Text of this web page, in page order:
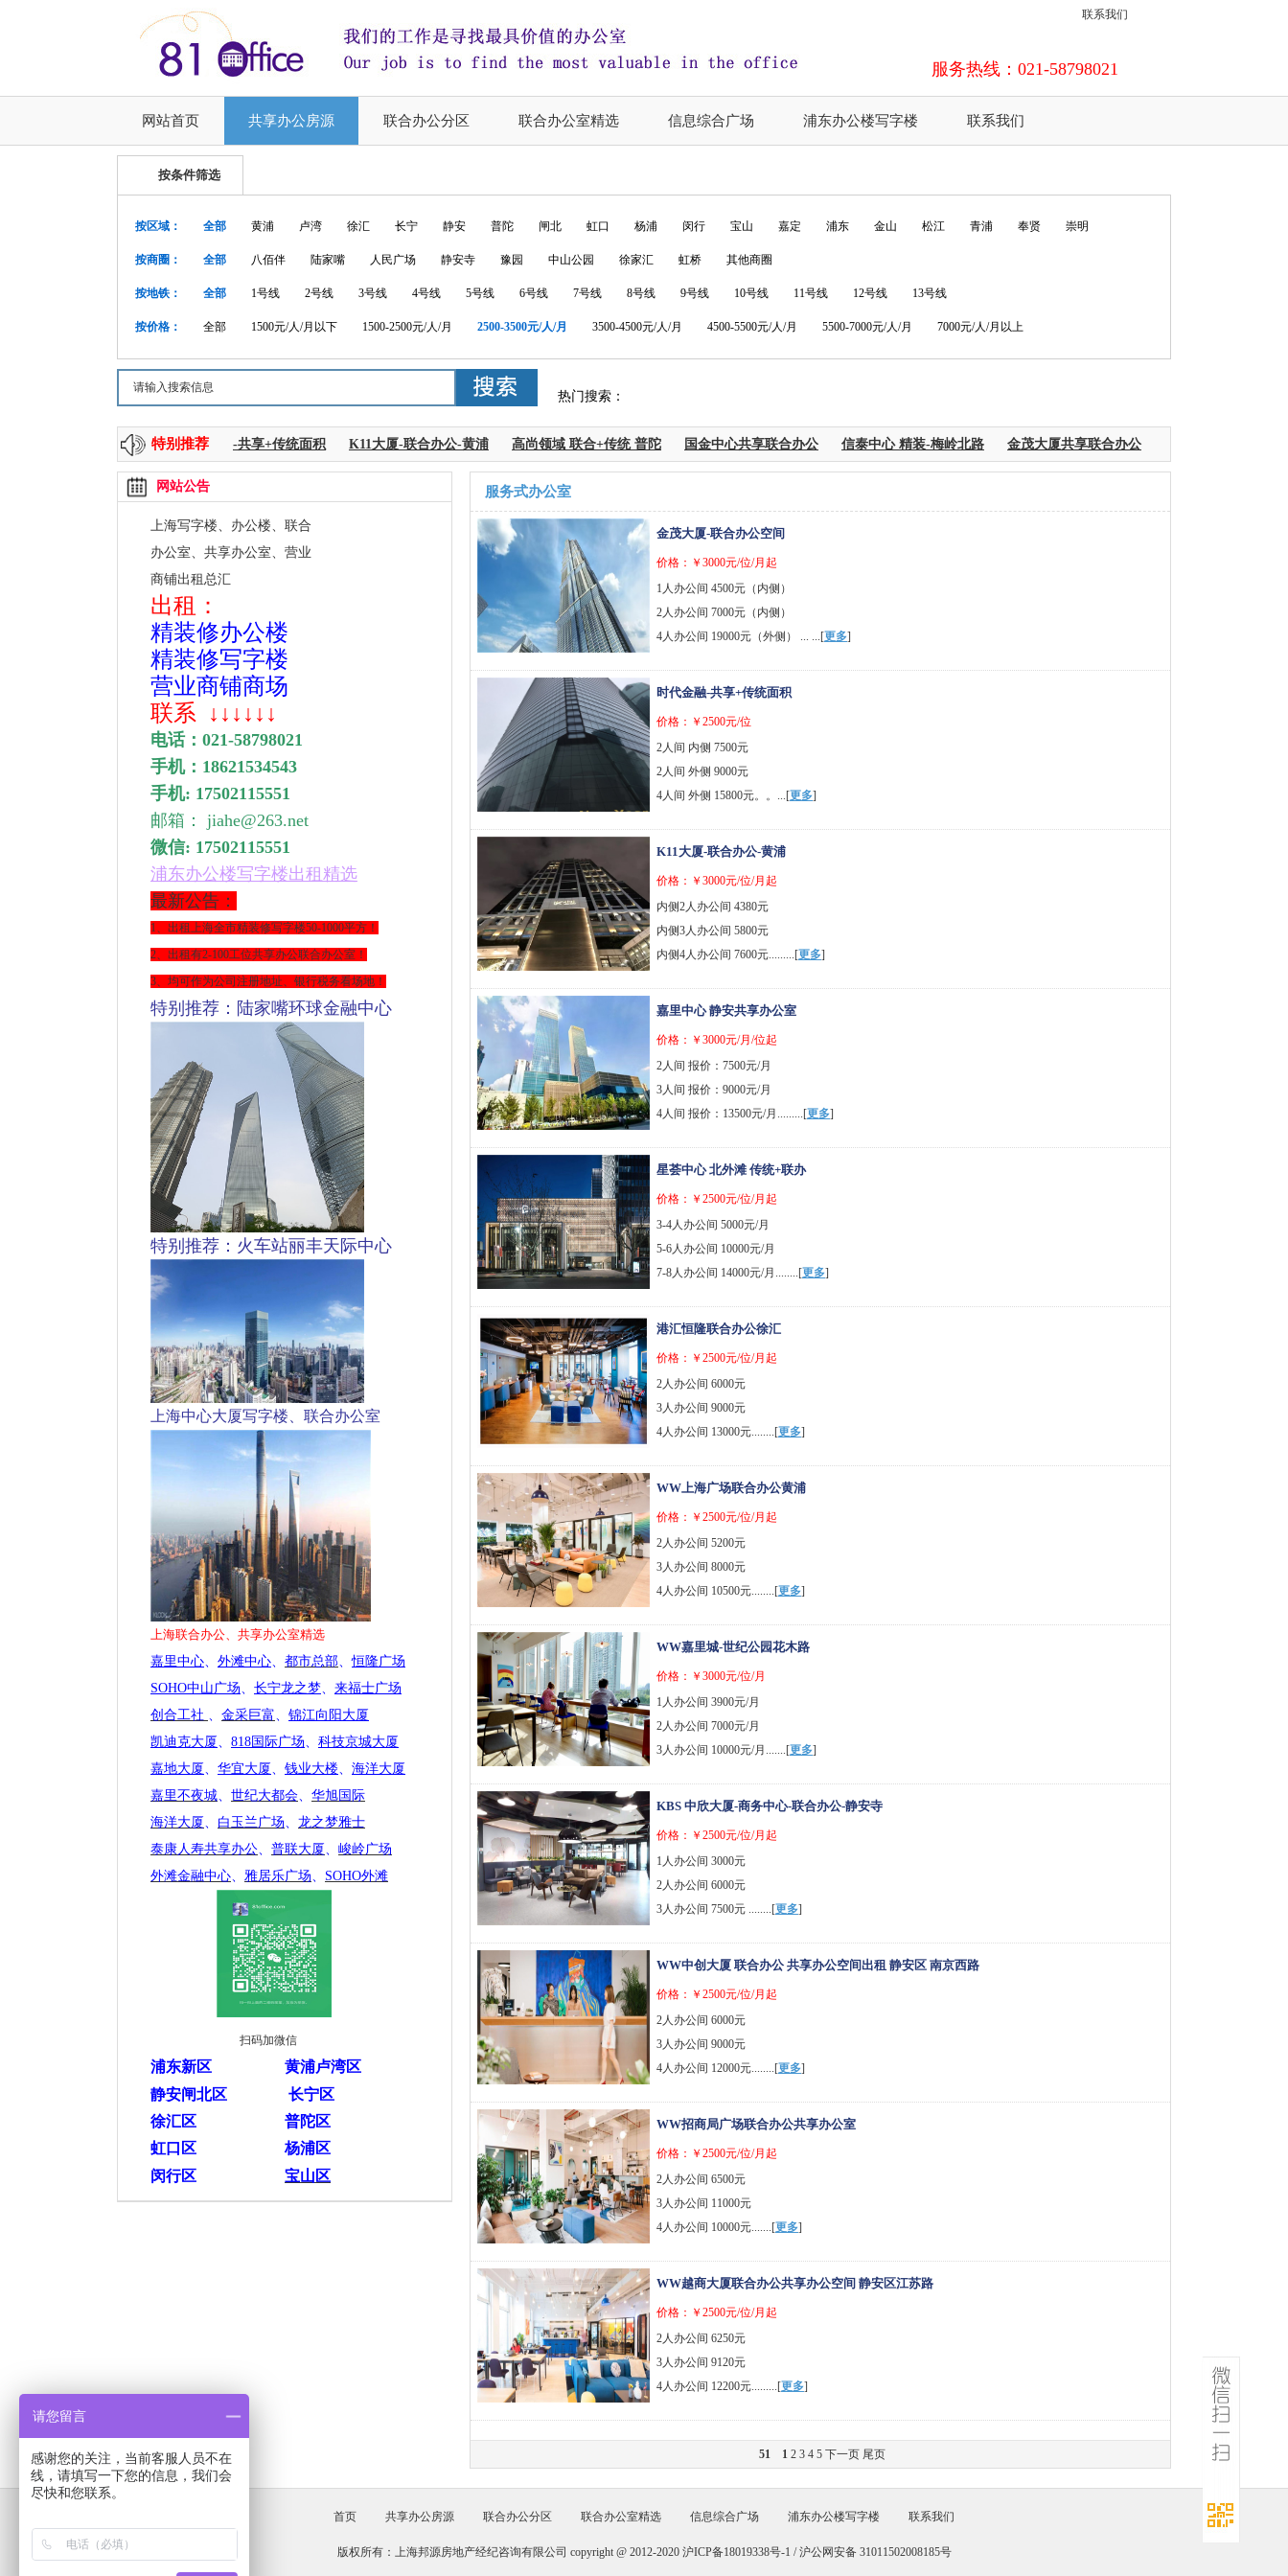
联系我们
服务热线：021-58798021
网站首页 共享办公房源 联合办公分区 联合办公室精选 信息综合广场 浦东办公楼写字楼 联系我们
按条件筛选
按区域： 全部 黄浦 卢湾 徐汇 长宁 静安 普陀 闸北 虹口 杨浦 闵行 宝山 嘉定 浦东 金山 松江 青浦 奉贤 崇明
按商圈： 全部 八佰伴 陆家嘴 人民广场 静安寺 豫园 中山公园 徐家汇 虹桥 其他商圈
按地铁： 全部 1号线 2号线 3号线 4号线 5号线 6号线 7号线 8号线 9号线 10号线 11号线 12号线 13号线
按价格： 全部 1500元/人/月以下 1500-2500元/人/月 2500-3500元/人/月 3500-4500元/人/月 4500-5500元/人/月 5500-7000元/人/月 7000元/人/月以上
热门搜索：
特别推荐
上海中心 256--8000平方 时代金融-共享+传统面积 K11大厦-联合办公-黄浦 高尚领域 联合+传统 普陀 国金中心共享联合办公 信泰中心 精装-梅岭北路 金茂大厦共享联合办公
服务式办公室
金茂大厦-联合办公空间
价格：￥3000元/位/月起
1人办公间 4500元（内侧）
2人办公间 7000元（内侧）
4人办公间 19000元（外侧） ... ...[更多]
时代金融-共享+传统面积
价格：￥2500元/位
2人间 内侧 7500元
2人间 外侧 9000元
4人间 外侧 15800元。。...[更多]
K11大厦-联合办公-黄浦
价格：￥3000元/位/月起
内侧2人办公间 4380元
内侧3人办公间 5800元
内侧4人办公间 7600元.........[更多]
嘉里中心 静安共享办公室
价格：￥3000元/月/位起
2人间 报价：7500元/月
3人间 报价：9000元/月
4人间 报价：13500元/月.........[更多]
星荟中心 北外滩 传统+联办
价格：￥2500元/位/月起
3-4人办公间 5000元/月
5-6人办公间 10000元/月
7-8人办公间 14000元/月........[更多]
港汇恒隆联合办公徐汇
价格：￥2500元/位/月起
2人办公间 6000元
3人办公间 9000元
4人办公间 13000元........[更多]
WW上海广场联合办公黄浦
价格：￥2500元/位/月起
2人办公间 5200元
3人办公间 8000元
4人办公间 10500元........[更多]
WW嘉里城-世纪公园花木路
价格：￥3000元/位/月
1人办公间 3900元/月
2人办公间 7000元/月
3人办公间 10000元/月.......[更多]
KBS 中欣大厦-商务中心-联合办公-静安寺
价格：￥2500元/位/月起
1人办公间 3000元
2人办公间 6000元
3人办公间 7500元 ........[更多]
WW中创大厦 联合办公 共享办公空间出租 静安区 南京西路
价格：￥2500元/位/月起
2人办公间 6000元
3人办公间 9000元
4人办公间 12000元........[更多]
WW招商局广场联合办公共享办公室
价格：￥2500元/位/月起
2人办公间 6500元
3人办公间 11000元
4人办公间 10000元.......[更多]
WW越商大厦联合办公共享办公空间 静安区江苏路
价格：￥2500元/位/月起
2人办公间 6250元
3人办公间 9120元
4人办公间 12200元.........[更多]
51 1 2 3 4 5 下一页 尾页
网站公告
上海写字楼、办公楼、联合
办公室、 共享办公室、营业
商铺出租总汇
出租：
精装修办公楼
精装修写字楼
营业商铺商场
联系
↓↓↓↓↓↓
电话： 021-58798021
手机： 18621534543
手机: 17502115551
邮箱： jiahe@263.net
微信: 17502115551
浦东办公楼写字楼出租精选
最新公告：
1、出租上海全市精装修写字楼50-1000平方 ！
2、出租有2-100工位共享办公联合办公室！
3、均可作为公司注册地址、银行税务看场地！
特别推荐：陆家嘴环球金融中心
特别推荐：火车站丽丰天际中心
上海中心大厦写字楼、联合办公室
上海联合办公、共享办公室精选
嘉里中心、 外滩中心、 都市总部、恒隆广场
SOHO中山广场、 长宁龙之梦、 来福士广场
创合工社 、 金采巨富、 锦江向阳大厦
凯迪克大厦、 818国际广场、 科技京城大厦
嘉地大厦、 华宜大厦、 钱业大楼、 海洋大厦
嘉里不夜城、 世纪大都会、 华旭国际
海洋大厦、 白玉兰广场、 龙之梦雅士
泰康人寿共享办公、 普联大厦、 峻岭广场
外滩金融中心、 雅居乐广场、 SOHO外滩
扫码加微信
浦东新区
黄浦卢湾区
静安闸北区
长宁区
徐汇区
普陀区
虹口区
杨浦区
闵行区
宝山区
首页 共享办公房源 联合办公分区 联合办公室精选 信息综合广场 浦东办公楼写字楼 联系我们
版权所有：上海邦源房地产经纪咨询有限公司 copyright @ 2012-2020 沪ICP备18019338号-1 /沪公网安备 31011502008185号
请您留言
感谢您的关注，当前客服人员不在
线，请填写一下您的信息，我们会
尽快和您联系。